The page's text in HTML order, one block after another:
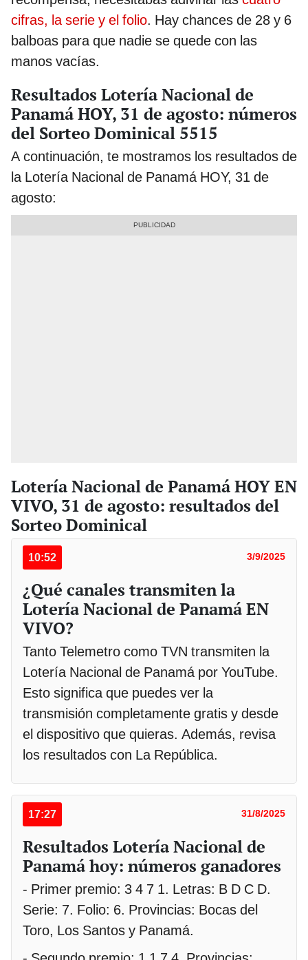
cifras, la serie y el folio. Hay chances de 28 y 6
balboas para que nadie se quede con las
manos vacías.
Resultados Lotería Nacional de
Panamá HOY, 31 de agosto: números
del Sorteo Dominical 5515
A continuación, te mostramos los resultados de
la Lotería Nacional de Panamá HOY, 31 de
agosto:
Lotería Nacional de Panamá HOY EN
VIVO, 31 de agosto: resultados del
Sorteo Dominical
10:52 3/9/2025
¿Qué canales transmiten la
Lotería Nacional de Panamá EN
VIVO?
Tanto Telemetro como TVN transmiten la
Lotería Nacional de Panamá por YouTube.
Esto significa que puedes ver la
transmisión completamente gratis y desde
el dispositivo que quieras. Además, revisa
los resultados con La República.
17:27 31/8/2025
Resultados Lotería Nacional de
Panamá hoy: números ganadores
- Primer premio: 3 4 7 1. Letras: B D C D.
Serie: 7. Folio: 6. Provincias: Bocas del
Toro, Los Santos y Panamá.